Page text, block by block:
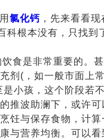
氯化钙 ，先来看看
科根本没有，只找到
食是非常重要的。
剂 ( ，如一般市面上
是小孩，这个阶段若
推波助澜下，或许
饪与保存食物，计
与营养均衡。 可以看